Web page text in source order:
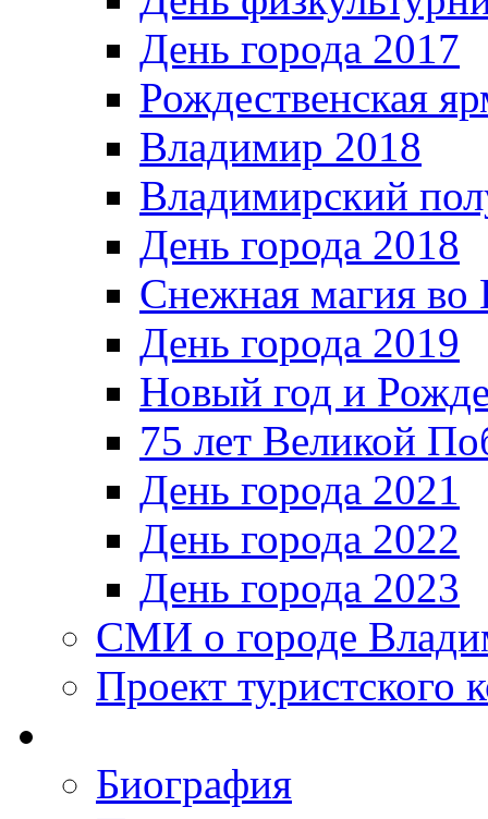
День города 2017
Рождественская
Владимир 2018
Владимирский
День города 2018
Снежная магия во
День города 2019
Новый год и
75 лет Великой
День города 2021
День города 2022
День города 2023
СМИ о городе
Проект туристского
Биография